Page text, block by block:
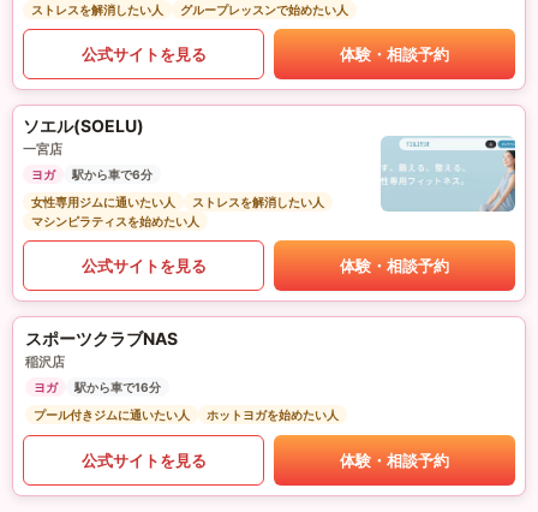
ストレスを解消したい人
グループレッスンで始めたい人
公式サイトを見る 体験・相談予約
ソエル(SOELU)
一宮店
ヨガ
駅から車で6分
女性専用ジムに通いたい人
ストレスを解消したい人
マシンピラティスを始めたい人
公式サイトを見る 体験・相談予約
スポーツクラブNAS
稲沢店
ヨガ
駅から車で16分
プール付きジムに通いたい人
ホットヨガを始めたい人
公式サイトを見る 体験・相談予約